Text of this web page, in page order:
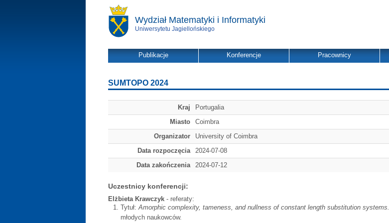
Wydział Matematyki i Informatyki
Uniwersytetu Jagiellońskiego
Publikacje Konferencje Pracownicy
SUMTOPO 2024
Kraj
Portugalia
Miasto
Coimbra
Organizator
University of Coimbra
Data rozpoczęcia
2024-07-08
Data zakończenia
2024-07-12
Uczestnicy konferencji:
Elżbieta Krawczyk - referaty:
Tytuł:Amorphic complexity, tameness, and nullness of constant length substitution systems.
młodych naukowców.